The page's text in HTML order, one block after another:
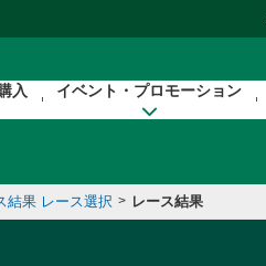
入 イベント・プロモーション
結果 レース選択 > レース結果